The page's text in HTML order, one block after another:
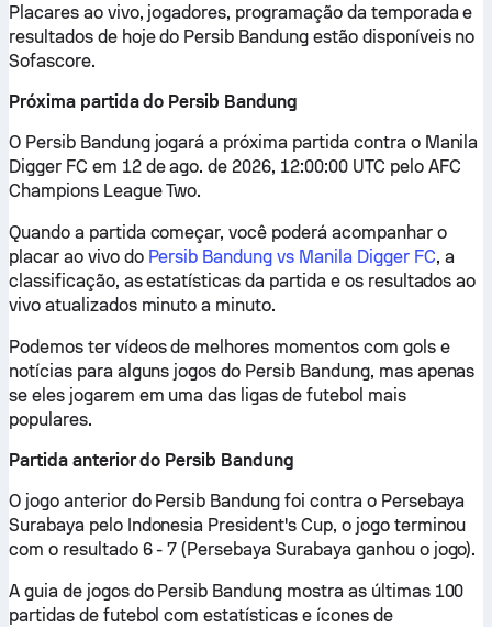
Placares ao vivo, jogadores, programação da temporada e
resultados de hoje do Persib Bandung estão disponíveis no
Sofascore.
Próxima partida do Persib Bandung
O Persib Bandung jogará a próxima partida contra o Manila
Digger FC em 12 de ago. de 2026, 12:00:00 UTC pelo AFC
Champions League Two.
Quando a partida começar, você poderá acompanhar o
placar ao vivo do Persib Bandung vs Manila Digger FC, a
classificação, as estatísticas da partida e os resultados ao
vivo atualizados minuto a minuto.
Podemos ter vídeos de melhores momentos com gols e
notícias para alguns jogos do Persib Bandung, mas apenas
se eles jogarem em uma das ligas de futebol mais
populares.
Partida anterior do Persib Bandung
O jogo anterior do Persib Bandung foi contra o Persebaya
Surabaya pelo Indonesia President's Cup, o jogo terminou
com o resultado 6 - 7 (Persebaya Surabaya ganhou o jogo).
A guia de jogos do Persib Bandung mostra as últimas 100
partidas de futebol com estatísticas e ícones de